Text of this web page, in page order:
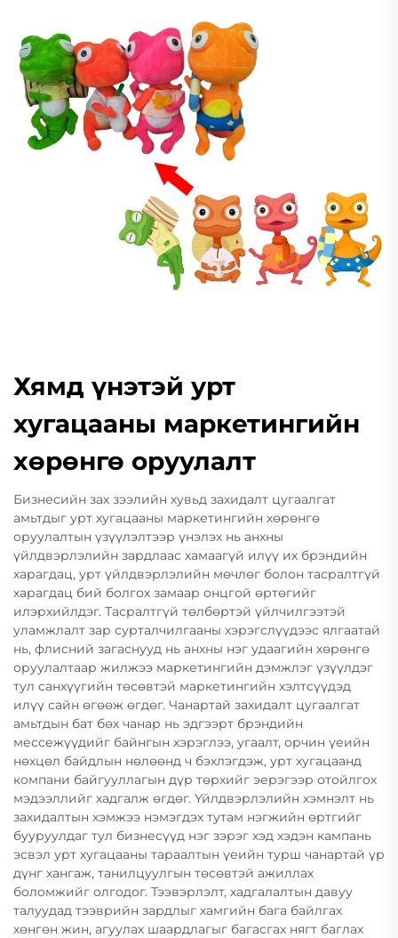
Хямд үнэтэй урт
хугацааны маркетингийн
хөрөнгө оруулалт
Бизнесийн зах зээлийн хувьд захидалт цугаалгат
амьтдыг урт хугацааны маркетингийн хөрөнгө
оруулалтын үзүүлэлтээр үнэлэх нь анхны
үйлдвэрлэлийн зардлаас хамаагүй илүү их брэндийн
харагдац, урт үйлдвэрлэлийн мөчлөг болон тасралтгүй
харагдац бий болгох замаар онцгой өртөгийг
илэрхийлдэг. Тасралтгүй төлбөртэй үйлчилгээтэй
уламжлалт зар сурталчилгааны хэрэгслүүдээс ялгаатай
нь, флисний загаснууд нь анхны нэг удаагийн хөрөнгө
оруулалтаар жилжээ маркетингийн дэмжлэг үзүүлдэг
тул санхүүгийн төсөвтэй маркетингийн хэлтсүүдэд
илүү сайн өгөөж өгдөг. Чанартай захидалт цугаалгат
амьтдын бат бөх чанар нь эдгээрт брэндийн
мессежүүдийг байнгын хэрэглээ, угаалт, орчин үеийн
нөхцөл байдлын нөлөөнд ч бэхлэгдэж, урт хугацаанд
компани байгууллагын дүр төрхийг эерэгээр отойлгох
мэдээллийг хадгалж өгдөг. Үйлдвэрлэлийн хэмнэлт нь
захидалтын хэмжээ нэмэгдэх тутам нэгжийн өртгийг
бууруулдаг тул бизнесүүд нэг зэрэг хэд хэдэн кампань
эсвэл урт хугацааны тараалтын үеийн турш чанартай үр
дүнг хангаж, танилцуулгын төсөвтэй ажиллах
боломжийг олгодог. Тээвэрлэлт, хадгалалтын давуу
талуудад тээврийн зардлыг хамгийн бага байлгах
хөнгөн жин, агуулах шаардлагыг багасгах нягт баглах